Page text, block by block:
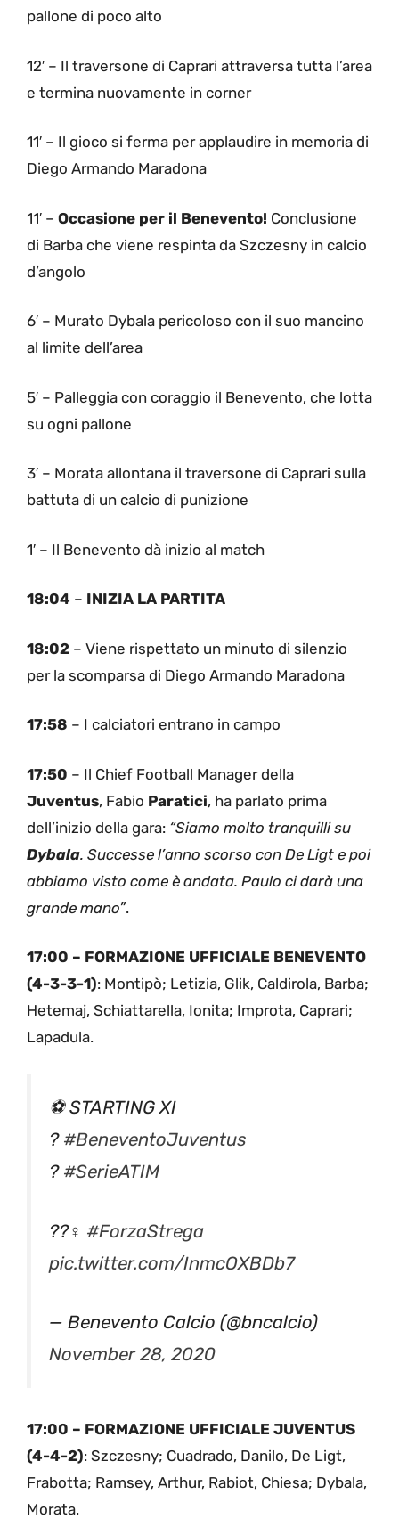
pallone di poco alto
12′ – Il traversone di Caprari attraversa tutta l’area
e termina nuovamente in corner
11′ – Il gioco si ferma per applaudire in memoria di
Diego Armando Maradona
11′ – Occasione per il Benevento! Conclusione
di Barba che viene respinta da Szczesny in calcio
d’angolo
6′ – Murato Dybala pericoloso con il suo mancino
al limite dell’area
5′ – Palleggia con coraggio il Benevento, che lotta
su ogni pallone
3′ – Morata allontana il traversone di Caprari sulla
battuta di un calcio di punizione
1′ – Il Benevento dà inizio al match
18:04 – INIZIA LA PARTITA
18:02 – Viene rispettato un minuto di silenzio
per la scomparsa di Diego Armando Maradona
17:58 – I calciatori entrano in campo
17:50 – Il Chief Football Manager della
Juventus, Fabio Paratici, ha parlato prima
dell’inizio della gara: “Siamo molto tranquilli su
Dybala. Successe l’anno scorso con De Ligt e poi
abbiamo visto come è andata. Paulo ci darà una
grande mano”.
17:00 – FORMAZIONE UFFICIALE BENEVENTO
(4-3-3-1): Montipò; Letizia, Glik, Caldirola, Barba;
Hetemaj, Schiattarella, Ionita; Improta, Caprari;
Lapadula.
⚽️ STARTING XI
? #BeneventoJuventus
? #SerieATIM
??‍♀️ #ForzaStrega
pic.twitter.com/InmcOXBDb7
— Benevento Calcio (@bncalcio)
November 28, 2020
17:00 – FORMAZIONE UFFICIALE JUVENTUS
(4-4-2): Szczesny; Cuadrado, Danilo, De Ligt,
Frabotta; Ramsey, Arthur, Rabiot, Chiesa; Dybala,
Morata.